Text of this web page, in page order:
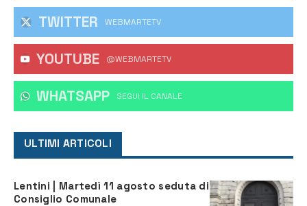
TWITTER WEBMARTETV
YOUTUBE @WEBMARTETV
WHATSAPP ‎SEGUI IL CANALE
ULTIMI ARTICOLI
Lentini | Martedì 11 agosto seduta di
Consiglio Comunale